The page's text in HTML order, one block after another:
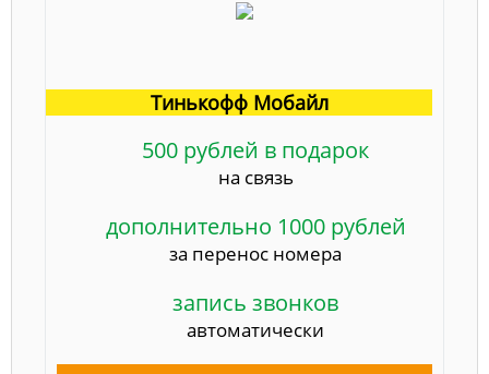
Тинькофф Мобайл
500 рублей в подарок
на связь
дополнительно 1000 рублей
за перенос номера
запись звонков
автоматически